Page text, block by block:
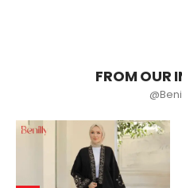
FROM OUR